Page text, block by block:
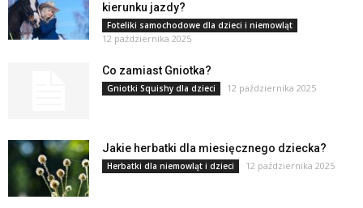
kierunku jazdy?
Foteliki samochodowe dla dzieci i niemowląt
12 października 2025
Co zamiast Gniotka?
Gniotki Squishy dla dzieci 12 października 2025
Jakie herbatki dla miesięcznego dziecka?
Herbatki dla niemowląt i dzieci 12 października 2025